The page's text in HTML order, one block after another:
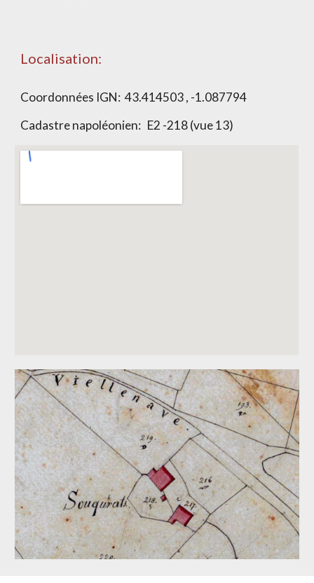
Localisation:
Coordonnées IGN:43.414503 , -1.087794
Cadastre napoléonien: E2 -218 (vue 13)